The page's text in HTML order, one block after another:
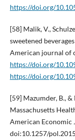
https://doi.org/
[58] Malik, V.,
sweetened
American journal of
https://doi.org/
https://doi.org/
[59] Mazumder, B.,
Massachusetts
American Economic
doi:10.1257/